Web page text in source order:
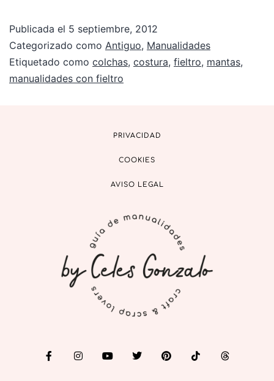
Publicada el 5 septiembre, 2012
Categorizado como Antiguo, Manualidades
Etiquetado como colchas, costura, fieltro, mantas,
manualidades con fieltro
PRIVACIDAD
COOKIES
AVISO LEGAL